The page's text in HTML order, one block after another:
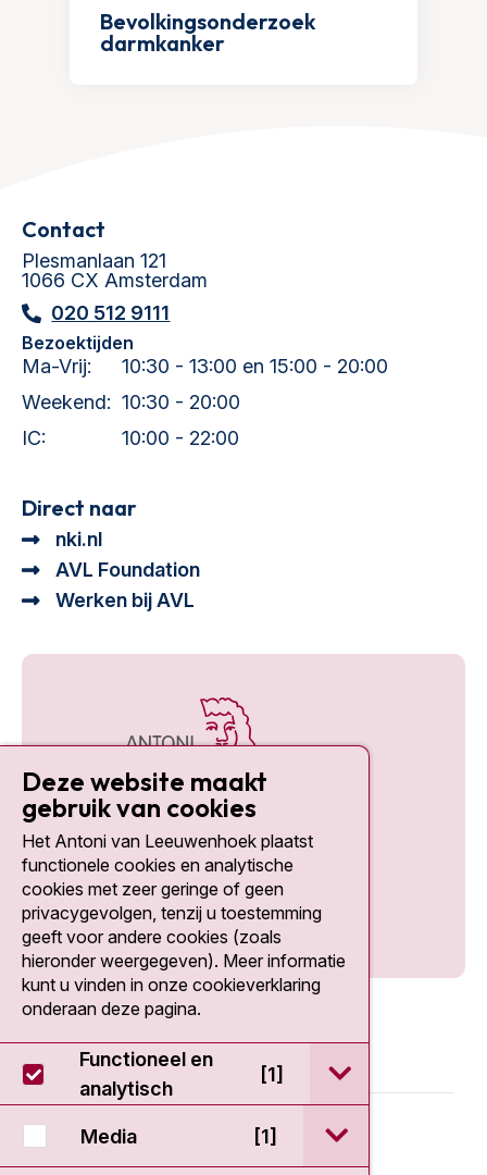
Bevolkingsonderzoek
darmkanker
Contact
Plesmanlaan 121
1066 CX Amsterdam
020 512 9111
Bezoektijden
Ma-Vrij:
10:30 - 13:00 en 15:00 - 20:00
Weekend: 10:30 - 20:00
IC:
10:00 - 22:00
Direct naar
nki.nl
AVL Foundation
Werken bij AVL
Social media
© 2026 - Antoni van Leeuwenhoek
Deze website maakt
gebruik van cookies
Het Antoni van Leeuwenhoek plaatst
functionele cookies en analytische
cookies met zeer geringe of geen
privacygevolgen, tenzij u toestemming
geeft voor andere cookies (zoals
hieronder weergegeven). Meer informatie
kunt u vinden in onze cookieverklaring
onderaan deze pagina.
Functioneel en
analytisch
[1] open / sluit
Media [1] open / sluit